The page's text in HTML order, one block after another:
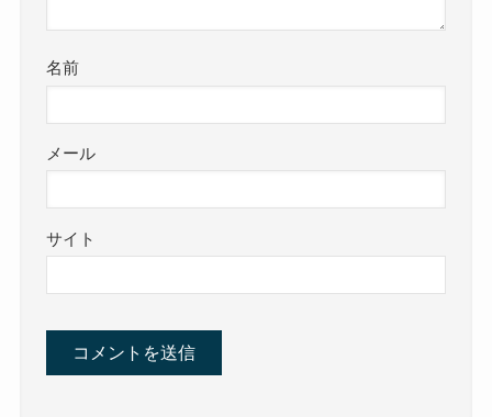
名前
メール
サイト